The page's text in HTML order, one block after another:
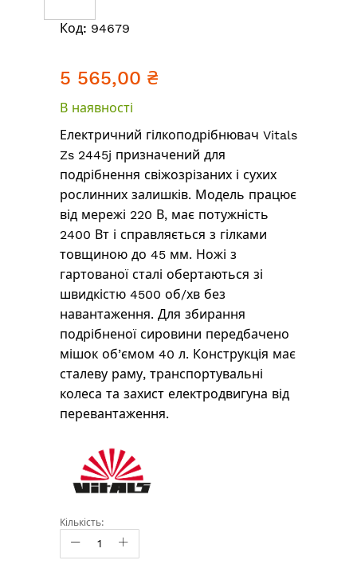
Перейти
галереї
Код: 94679
5 565,00 ₴
В наявності
Електричний гілкоподрібнювач Vitals
Zs 2445j призначений для
подрібнення свіжозрізаних і сухих
рослинних залишків. Модель працює
від мережі 220 В, має потужність
2400 Вт і справляється з гілками
товщиною до 45 мм. Ножі з
гартованої сталі обертаються зі
швидкістю 4500 об/хв без
навантаження. Для збирання
подрібненої сировини передбачено
мішок об’ємом 40 л. Конструкція має
сталеву раму, транспортувальні
колеса та захист електродвигуна від
перевантаження.
Кількість: